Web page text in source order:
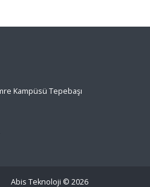
Kampüsü Tepebaşı
Abis Teknoloji © 2026